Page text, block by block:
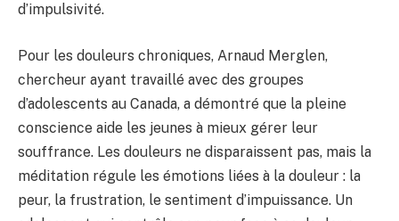
d’impulsivité.
Pour les douleurs chroniques, Arnaud Merglen,
chercheur ayant travaillé avec des groupes
d’adolescents au Canada, a démontré que la pleine
conscience aide les jeunes à mieux gérer leur
souffrance. Les douleurs ne disparaissent pas, mais la
méditation régule les émotions liées à la douleur : la
peur, la frustration, le sentiment d’impuissance. Un